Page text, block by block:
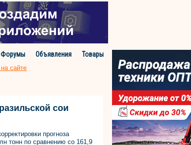
Форумы Объявления
Товары
сайте
сои
прогноза
тонн по сравнению со 161,9